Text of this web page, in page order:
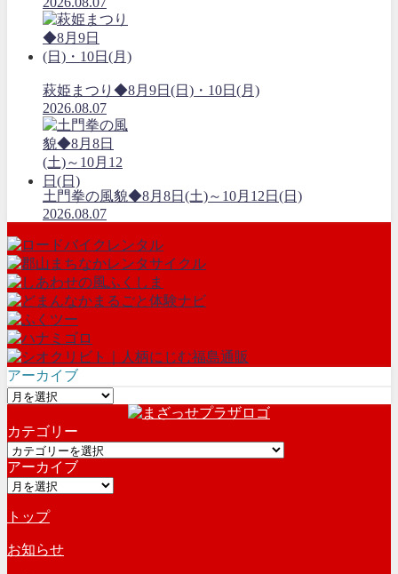
萩姫まつり◆8月9日(日)・10日(月)
2026.08.07
土門拳の風貌◆8月8日(土)～10月12日(日)
2026.08.07
アーカイブ
ア
カ
イ
ブ
カテゴリー
カ
テ
ゴ
ー
アーカイブ
ア
カ
イ
ブ
トップ
お知らせ